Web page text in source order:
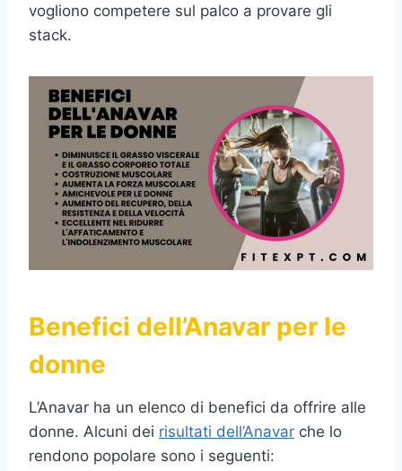
vogliono competere sul palco a provare gli
stack.
Benefici dell’Anavar per le
donne
L’Anavar ha un elenco di benefici da offrire alle
donne. Alcuni dei risultati dell’Anavar che lo
rendono popolare sono i seguenti: